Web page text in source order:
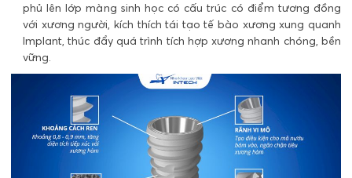
phủ lên lớp màng sinh học có cấu trúc có điểm tương đồng
với xương người, kích thích tái tạo tế bào xương xung quanh
Implant, thúc đẩy quá trình tích hợp xương nhanh chóng, bền
vững.